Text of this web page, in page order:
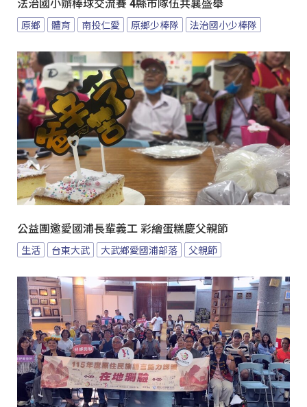
法治國小辦棒球交流賽 4縣市隊伍共襄盛舉
原鄉 體育 南投仁愛 原鄉少棒隊 法治國小少棒隊
公益團邀愛國浦長輩義工 彩繪蛋糕慶父親節
生活 台東大武 大武鄉愛國浦部落 父親節